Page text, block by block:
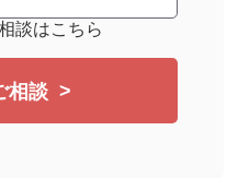
談はこちら
相談